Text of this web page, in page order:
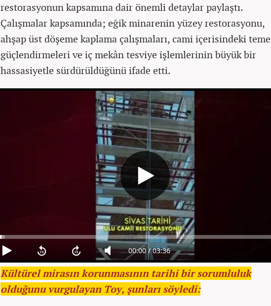
restorasyonun kapsamına dair önemli detaylar paylaştı.
Çalışmalar kapsamında; eğik minarenin yüzey restorasyonu,
ahşap üst döşeme kaplama çalışmaları, cami içerisindeki
güçlendirmeleri ve iç mekân tesviye işlemlerinin büyük bir
hassasiyetle sürdürüldüğünü ifade etti.
Kültürel mirasın korunmasının tarihi bir sorumluluk
olduğunu vurgulayan Toy, şunları söyledi: